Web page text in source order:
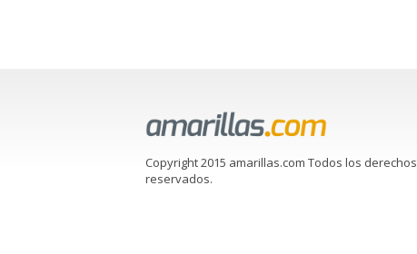
Copyright 2015 amarillas.com Todos los derechos
reservados.